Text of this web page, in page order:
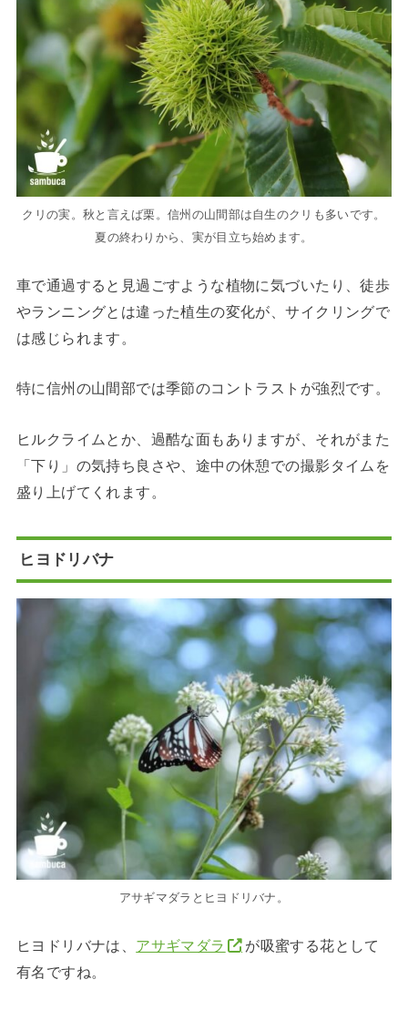
クリの実。秋と言えば栗。信州の山間部は自生のクリも多いです。
夏の終わりから、実が目立ち始めます。
車で通過すると見過ごすような植物に気づいたり、徒歩
やランニングとは違った植生の変化が、サイクリングで
は感じられます。
特に信州の山間部では季節のコントラストが強烈です。
ヒルクライムとか、過酷な面もありますが、それがまた
「下り」の気持ち良さや、途中の休憩での撮影タイムを
盛り上げてくれます。
ヒヨドリバナ
アサギマダラとヒヨドリバナ。
ヒヨドリバナは、 アサギマダラ
が吸蜜する花として
有名ですね。